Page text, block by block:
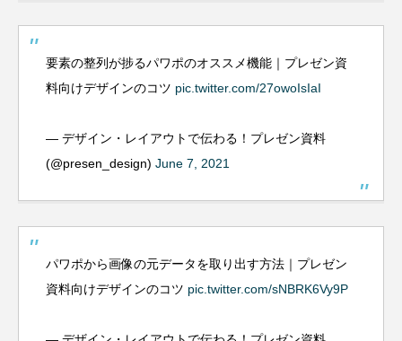
要素の整列が捗るパワポのオススメ機能｜プレゼン資
料向けデザインのコツ pic.twitter.com/27owoIsIaI
— デザイン・レイアウトで伝わる！プレゼン資料
(@presen_design) June 7, 2021
パワポから画像の元データを取り出す方法｜プレゼン
資料向けデザインのコツ pic.twitter.com/sNBRK6Vy9P